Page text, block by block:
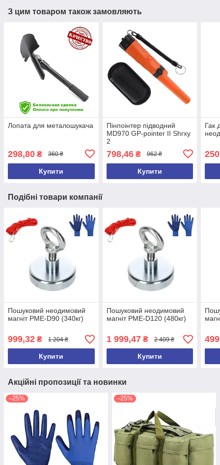
З цим товаром також замовляють
Лопата для металошукача
298,80 ₴ 360 ₴
Купити
Пінпоінтер підводний
MD970 GP-pointer II Shrxy
2
798,46₴ 962 ₴
Купити
Гак
Подібні товари компанії
Пошуковий неодимовий
магніт PME-D90 (340кг)
999,32 ₴ 1 204 ₴
Купити
Пошуковий неодимовий
магніт PME-D120 (480кг)
1 999,47₴ 2 409 ₴
Купити
Акційні пропозиції та новинки
–25% –25%